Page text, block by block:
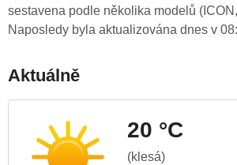
sestavena podle několika modelů
Naposledy byla aktualizována dnes v
Aktuálně
20 °C
(klesá)